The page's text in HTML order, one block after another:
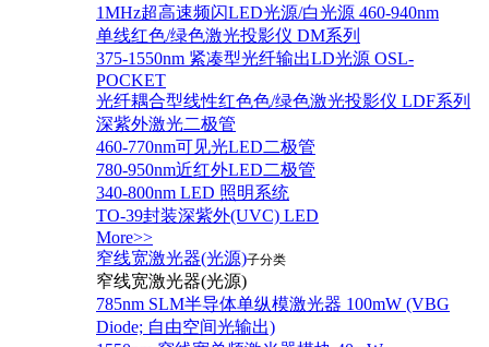
1MHz超高速频闪LED光源/白光源 460-940nm
单线红色/绿色激光投影仪 DM系列
375-1550nm 紧凑型光纤输出LD光源 OSL-
POCKET
光纤耦合型线性红色色/绿色激光投影仪 LDF系列
深紫外激光二极管
460-770nm可见光LED二极管
780-950nm近红外LED二极管
340-800nm LED 照明系统
TO-39封装深紫外(UVC) LED
More>>
窄线宽激光器(光源)子分类
窄线宽激光器(光源)
785nm SLM半导体单纵模激光器 100mW (VBG
Diode; 自由空间光输出)